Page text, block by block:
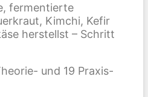
fermentierte
Kimchi, Kefir
herstellst – Schritt
und 19 Praxis-